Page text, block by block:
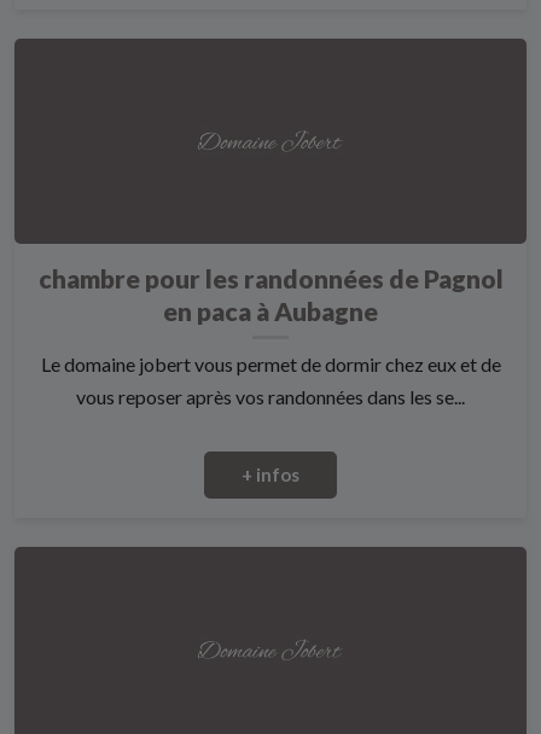
chambre pour les randonnées de Pagnol
en paca à Aubagne
Le domaine jobert vous permet de dormir chez eux et de
vous reposer après vos randonnées dans les se...
+ infos